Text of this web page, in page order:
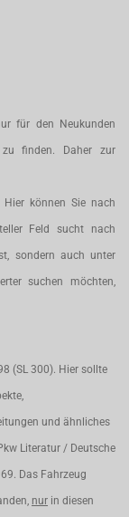
für den Neukunden
finden. Daher zur
können Sie nach
Feld sucht nach
sondern auch unter
suchen möchten,
(SL 300). Hier sollte
und ähnliches
Literatur / Deutsche
Das Fahrzeug
nur in diesen